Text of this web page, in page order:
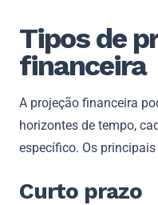
Tipos de
financeira
A projeção financeira
horizontes de tempo,
específico. Os principais
Curto prazo